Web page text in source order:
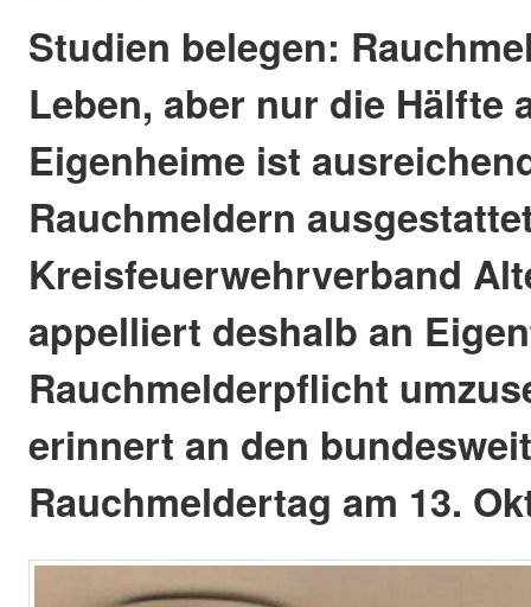
Studien belegen:
Leben, aber nur die Hälfte
Eigenheime ist
Rauchmeldern
Kreisfeuerwehrverband
appelliert deshalb an
Rauchmelderpflicht
erinnert an den
Rauchmeldertag am 13.